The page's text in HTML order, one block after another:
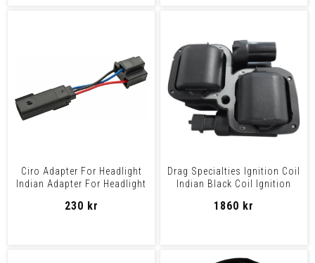
Ciro Adapter For Headlight
Indian Adapter For Headlight
230 kr
Drag Specialties Ignition Coil
Indian Black Coil Ignition
1860 kr